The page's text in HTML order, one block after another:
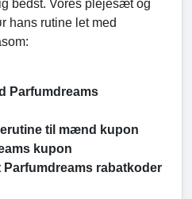
bedst. Vores plejesæt og
hans rutine let med
Parfumdreams
til mænd kupon
kupon
rabatkoder